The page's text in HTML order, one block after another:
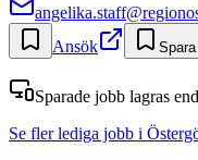
Ansök
Sparade jobb lagras
Se fler lediga jobb i